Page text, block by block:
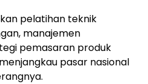
pelatihan teknik
manajemen
pemasaran produk
pasar nasional